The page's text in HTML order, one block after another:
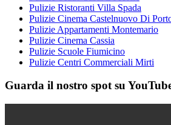
Pulizie Ristoranti Villa Spada
Pulizie Cinema Castelnuovo Di
Pulizie Appartamenti Montemario
Pulizie Cinema Cassia
Pulizie Scuole Fiumicino
Pulizie Centri Commerciali Mirti
Guarda il nostro spot su